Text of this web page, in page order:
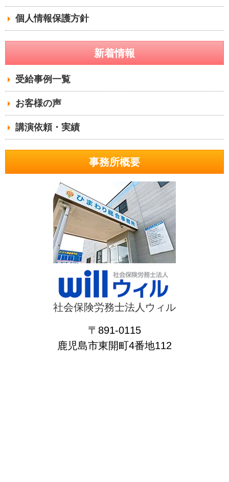
個人情報保護方針
新着情報
受給事例一覧
お客様の声
講演依頼・実績
事務所概要
社会保険労務士法人ウィル
〒891-0115
鹿児島市東開町4番地112